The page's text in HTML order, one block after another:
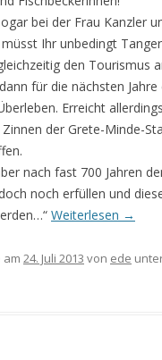
bei der Frau Kanzler
Ihr unbedingt
den Tourismus
für die nächsten Jahre
Erreicht
der Grete-Minde-
nach fast 700 Jahren
noch erfüllen und
Weiterlesen →
am 24. Juli 2013 von ede